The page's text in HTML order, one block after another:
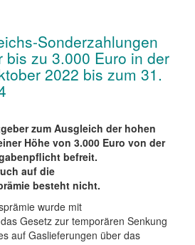
Sonderzahlungen
bis zu 3.000 Euro in der
2022 bis zum 31.
zum Ausgleich der hohen
Höhe von 3.000 Euro von der
befreit.
auf die
besteht nicht.
wurde mit
Gesetz zur temporären Senkung
auf Gaslieferungen über das